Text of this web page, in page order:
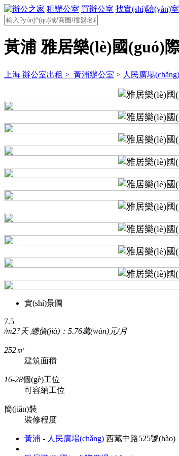
租辦公室 買辦公室 找實(shí)驗(yàn)室
黃浦 雅居樂(lè)國(guó)
上海 辦公室出租 > 黃浦辦公室 > 人民廣場(chǎng)
實(shí)景圖
7.5
/m2?天 總價(jià)：5.76萬(wàn)元/月
252㎡
建筑面積
16-28個(gè)工位
可容納工位
簡(jiǎn)裝
裝修程度
黃浦 - 人民廣場(chǎng) 西藏中路525號(hào)